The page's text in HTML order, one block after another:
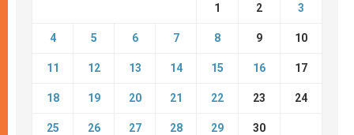
1 2 3
4 5 6 7 8 9 10
11 12 13 14 15 16 17
18 19 20 21 22 23 24
25 26 27 28 29 30